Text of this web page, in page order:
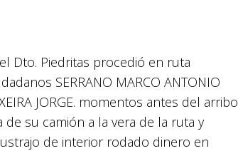
Dto. Piedritas procedió en ruta
SERRANO MARCO ANTONIO
JORGE. momentos antes del arribo
su camión a la vera de la ruta y
de interior rodado dinero en